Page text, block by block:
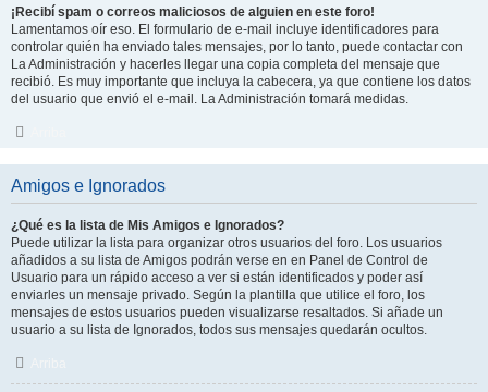
¡Recibí spam o correos maliciosos de alguien en este foro!
Lamentamos oír eso. El formulario de e-mail incluye identificadores para
controlar quién ha enviado tales mensajes, por lo tanto, puede contactar con
La Administración y hacerles llegar una copia completa del mensaje que
recibió. Es muy importante que incluya la cabecera, ya que contiene los datos
del usuario que envió el e-mail. La Administración tomará medidas.
Amigos e Ignorados
¿Qué es la lista de Mis Amigos e Ignorados?
Puede utilizar la lista para organizar otros usuarios del foro. Los usuarios
añadidos a su lista de Amigos podrán verse en en Panel de Control de
Usuario para un rápido acceso a ver si están identificados y poder así
enviarles un mensaje privado. Según la plantilla que utilice el foro, los
mensajes de estos usuarios pueden visualizarse resaltados. Si añade un
usuario a su lista de Ignorados, todos sus mensajes quedarán ocultos.